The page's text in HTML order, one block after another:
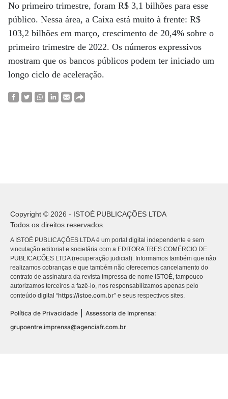
No primeiro trimestre, foram R$ 3,1 bilhões para esse
público. Nessa área, a Caixa está muito à frente: R$
103,2 bilhões em março, crescimento de 20,4% sobre o
primeiro trimestre de 2022. Os números expressivos
mostram que os bancos públicos podem ter iniciado um
longo ciclo de aceleração.
Copyright © 2026 - ISTOÉ PUBLICAÇÕES LTDA
Todos os direitos reservados.
A ISTOÉ PUBLICAÇÕES LTDA é um portal digital independente e sem
vinculação editorial e societária com a EDITORA TRES COMÉRCIO DE
PUBLICACÕES LTDA (recuperação judicial). Informamos também que não
realizamos cobranças e que também não oferecemos cancelamento do
contrato de assinatura da revista impressa de nome ISTOÉ, tampouco
autorizamos terceiros a fazê-lo, nos responsabilizamos apenas pelo
conteúdo digital “https://istoe.com.br” e seus respectivos sites.
Política de Privacidade
Assessoria de Imprensa:
grupoentre.imprensa@agenciafr.com.br